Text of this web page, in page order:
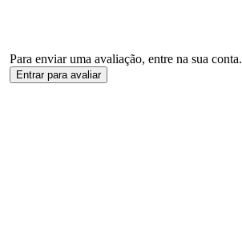
Para enviar uma avaliação, entre na sua conta.
Entrar para avaliar